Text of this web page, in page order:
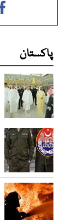
پاکستان